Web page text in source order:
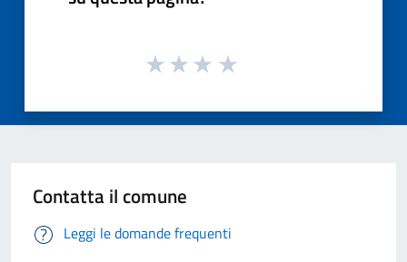
Contatta il comune
Leggi le domande frequenti